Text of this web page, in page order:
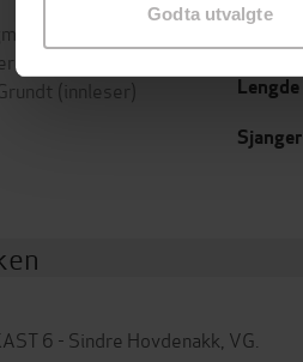
Godta utvalgte
(innleser) Lengde
Sjanger
6 - Sindre Hovdenakk, VG.